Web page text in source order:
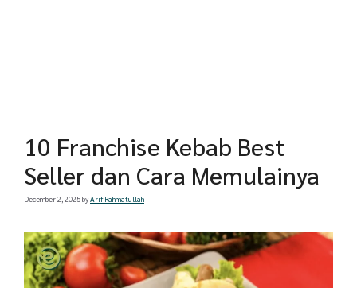
10 Franchise Kebab Best
Seller dan Cara Memulainya
December 2, 2025byArif Rahmatullah